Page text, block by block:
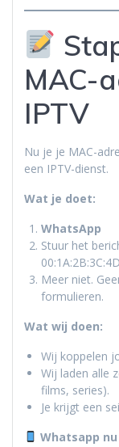
MAC-
IPTV
Nu je je MAC-
een IPTV-dienst.
Wat je doet:
WhatsApp
Stuur het
Meer niet.
formulieren.
Wat wij doen:
Wij koppelen
Wij laden alle
films, series).
Je krijgt een
Whatsapp